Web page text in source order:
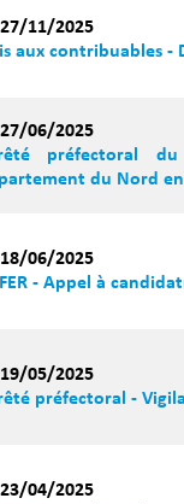
27/11/2025
aux contribuables -
27/06/2025
préfectoral
du Nord
18/06/2025
- Appel à
19/05/2025
préfectoral -
23/04/2025